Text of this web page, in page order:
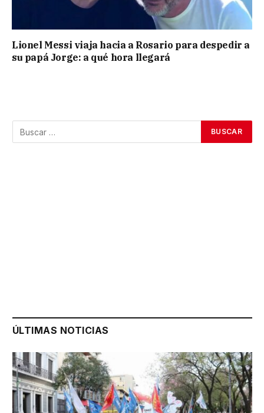
Lionel Messi viaja hacia a Rosario para despedir a
su papá Jorge: a qué hora llegará
ÚLTIMAS NOTICIAS